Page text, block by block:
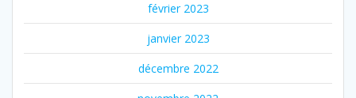
février 2023
janvier 2023
décembre 2022